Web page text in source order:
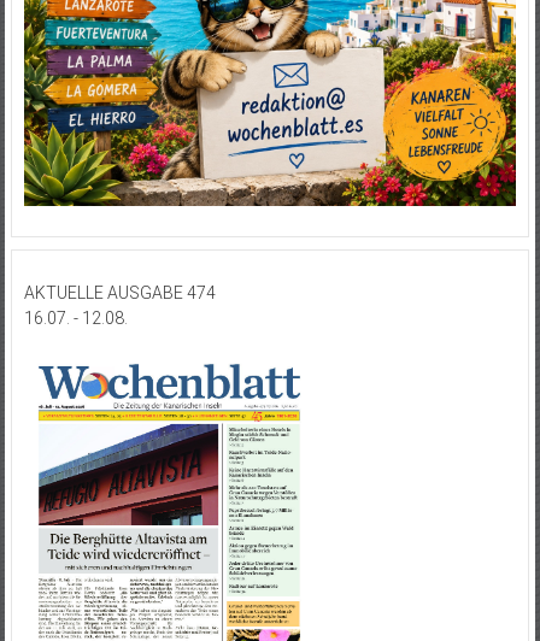
AKTUELLE AUSGABE 474
16.07. - 12.08.